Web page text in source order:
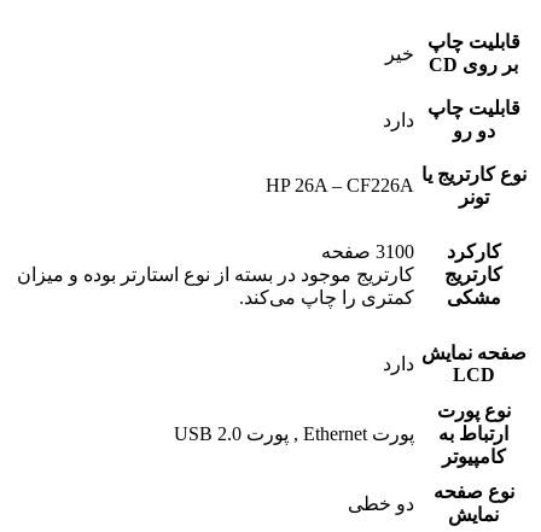
قابلیت چاپ
بر روی CD
خیر
قابلیت چاپ
دو رو
دارد
نوع کارتریج یا
تونر
HP 26A – CF226A
کارکرد
کارتریج
مشکی
3100 صفحه
کارتریج موجود در بسته از نوع استارتر بوده و میزان
کمتری را چاپ می‌کند.
صفحه نمایش
LCD
دارد
نوع پورت
ارتباط به
کامپیوتر
پورت Ethernet , پورت USB 2.0
نوع صفحه
نمایش
دو خطی